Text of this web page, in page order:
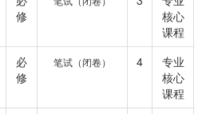
修
核心
课程
必
修
笔试（闭卷） 4
专业
核心
课程